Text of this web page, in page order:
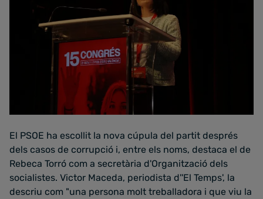
El PSOE ha escollit la nova cúpula del partit després
dels casos de corrupció i, entre els noms, destaca el de
Rebeca Torró com a secretària d'Organització dels
socialistes. Victor Maceda, periodista d''El Temps', la
descriu com "una persona molt treballadora i que viu la